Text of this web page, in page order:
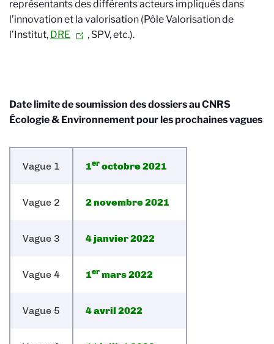
représentants des différents acteurs impliqués dans
l’innovation et la valorisation (Pôle Valorisation de
l’Institut, DRE , SPV, etc.).
Date limite de soumission des dossiers auCNRS
Écologie & Environnementpour les prochaines vagues
Vague 1 1er octobre 2021
Vague 2 2 novembre 2021
Vague 3 4 janvier 2022
Vague 4 1er mars 2022
Vague 5 4 avril 2022